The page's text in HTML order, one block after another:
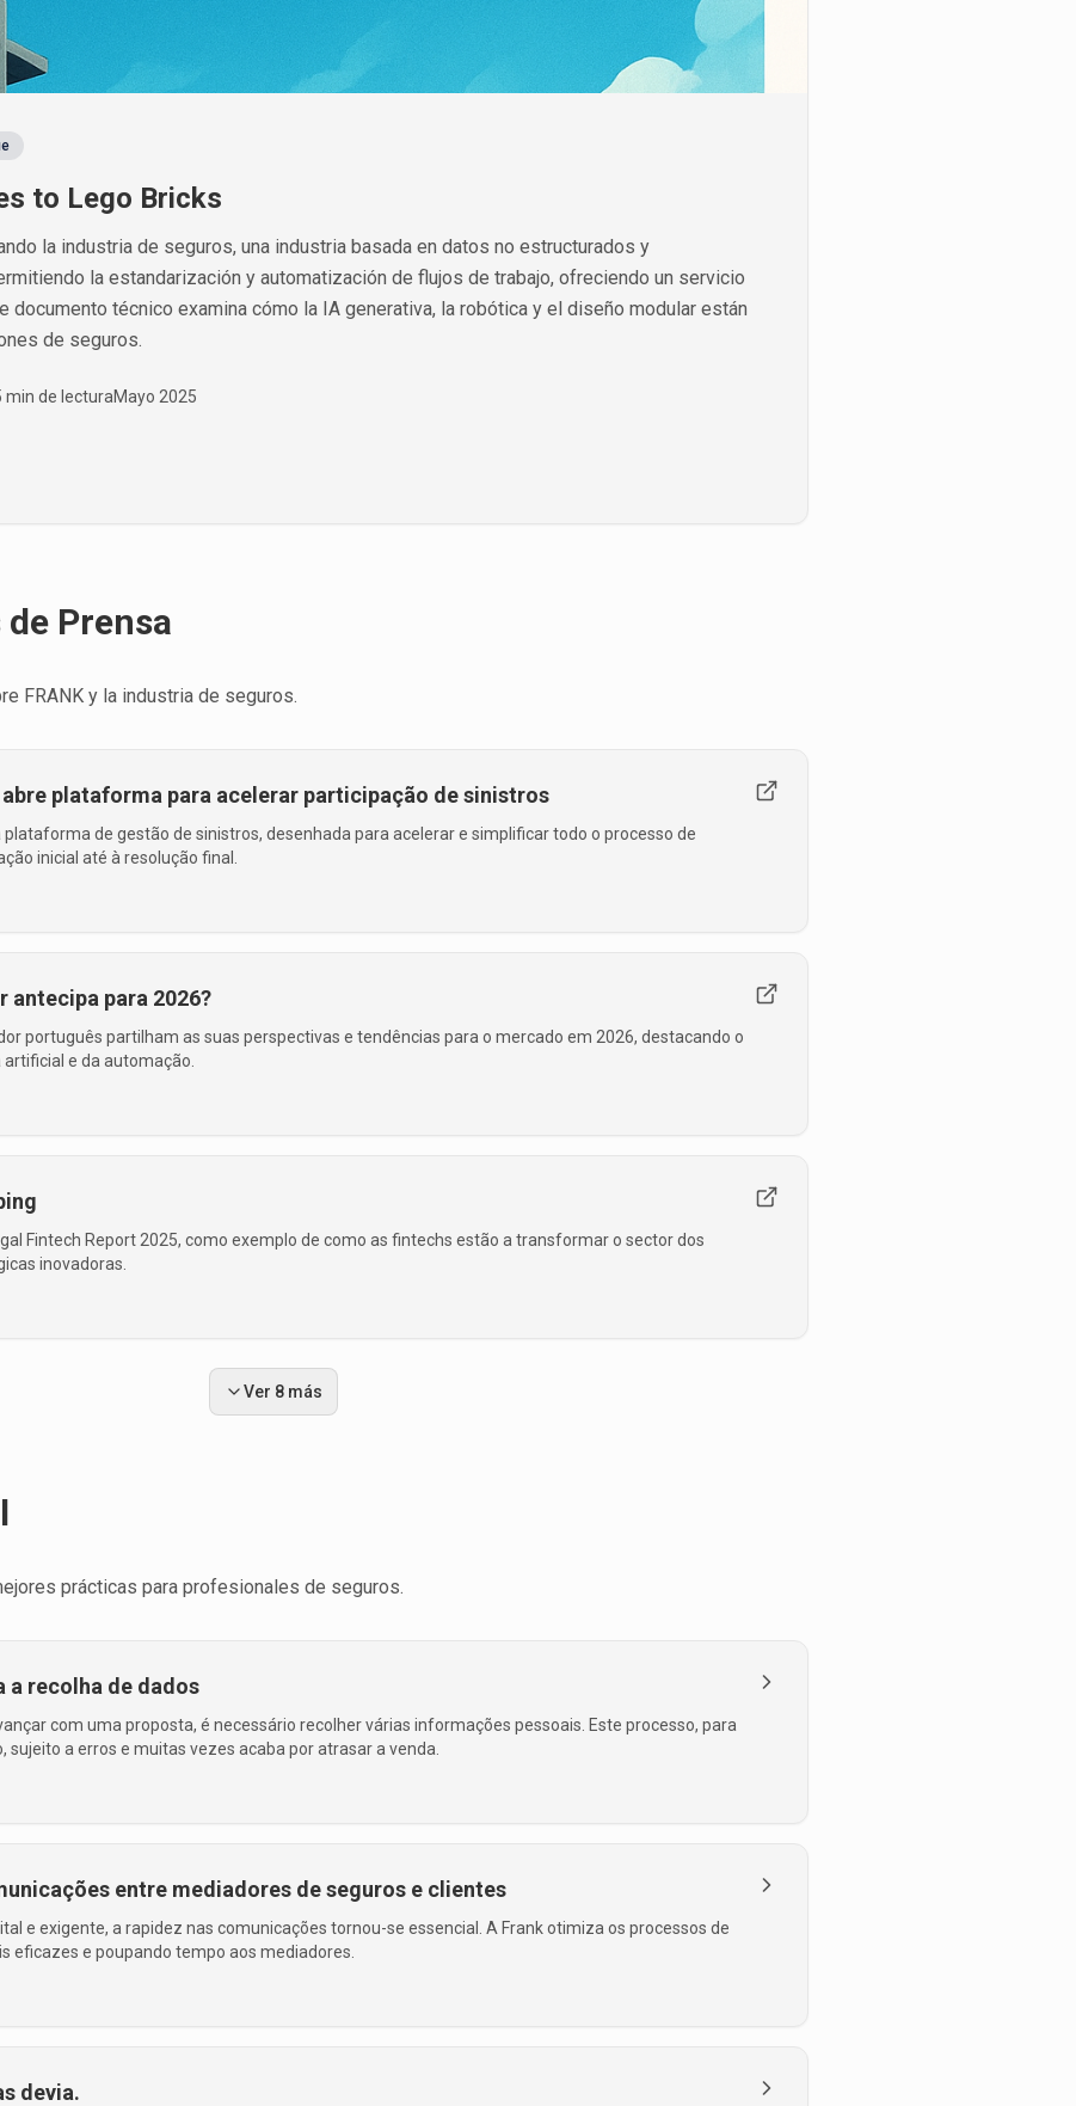
to Lego Bricks
la industria de seguros, una industria basada en datos no estructurados y
la estandarización y automatización de flujos de trabajo, ofreciendo un servicio
documento técnico examina cómo la IA generativa, la robótica y el diseño modular están
de seguros.
min de lecturaMayo 2025
Prensa
FRANK y la industria de seguros.
plataforma para acelerar participação de sinistros
plataforma de gestão de sinistros, desenhada para acelerar e simplificar todo o processo de
inicial até à resolução final.
antecipa para 2026?
português partilham as suas perspectivas e tendências para o mercado em 2026, destacando o
e da automação.
Fintech Report 2025, como exemplo de como as fintechs estão a transformar o sector dos
inovadoras.
Ver 8 más
prácticas para profesionales de seguros.
a recolha de dados
com uma proposta, é necessário recolher várias informações pessoais. Este processo, para
a erros e muitas vezes acaba por atrasar a venda.
entre mediadores de seguros e clientes
e exigente, a rapidez nas comunicações tornou-se essencial. A Frank otimiza os processos de
eficazes e poupando tempo aos mediadores.
devia.